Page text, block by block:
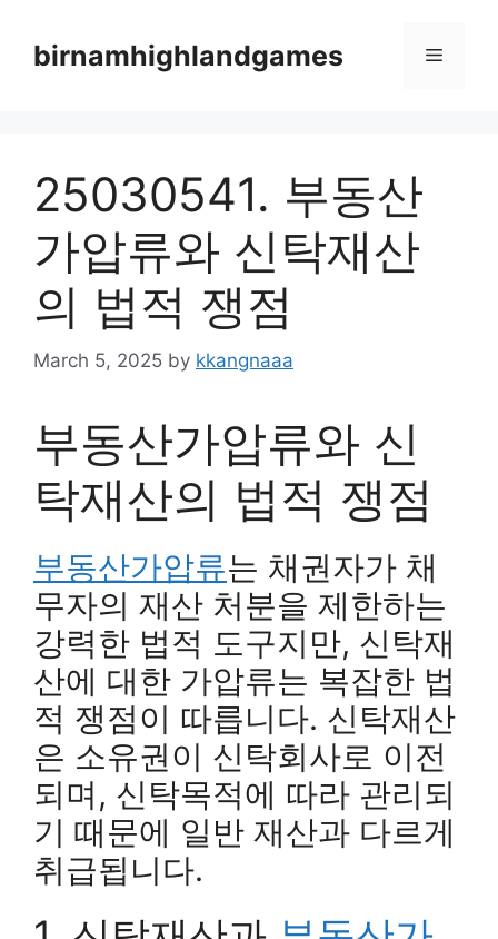
contentbirnamhighlandgames Menu
25030541. 부동산
가압류와 신탁재산
의 법적 쟁점
March 5, 2025 by kkangnaaa
부동산가압류와 신
탁재산의 법적 쟁점
부동산가압류는 채권자가 채
무자의 재산 처분을 제한하는
강력한 법적 도구지만, 신탁재
산에 대한 가압류는 복잡한 법
적 쟁점이 따릅니다. 신탁재산
은 소유권이 신탁회사로 이전
되며, 신탁목적에 따라 관리되
기 때문에 일반 재산과 다르게
취급됩니다.